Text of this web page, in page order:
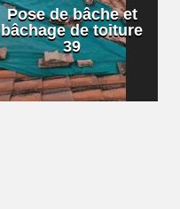
Pose de bâche et
bâchage de toiture
39